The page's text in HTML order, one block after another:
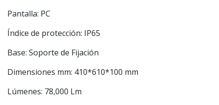
Pantalla: PC
Índice de protección: IP65
Base: Soporte de Fijación
Dimensiones mm: 410*610*100 mm
Lúmenes: 78,000 Lm